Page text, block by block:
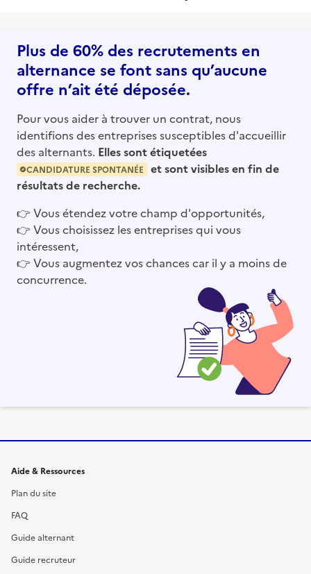
Plus de 60% des recrutements en
alternance se font sans qu’aucune
offre n’ait été déposée.
Pour vous aider à trouver un contrat, nous
identifions des entreprises susceptibles d'accueillir
des alternants. Elles sont étiquetées
CANDIDATURE SPONTANÉE
et sont visibles en fin de
résultats de recherche.
👉 Vous étendez votre champ d'opportunités,
👉 Vous choisissez les entreprises qui vous
intéressent,
👉 Vous augmentez vos chances car il y a moins de
concurrence.
Informations et liens du site
Aide & Ressources
Plan du site
FAQ
Guide alternant
Guide recruteur